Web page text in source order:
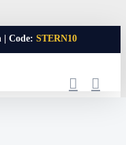
| Code: STERN10